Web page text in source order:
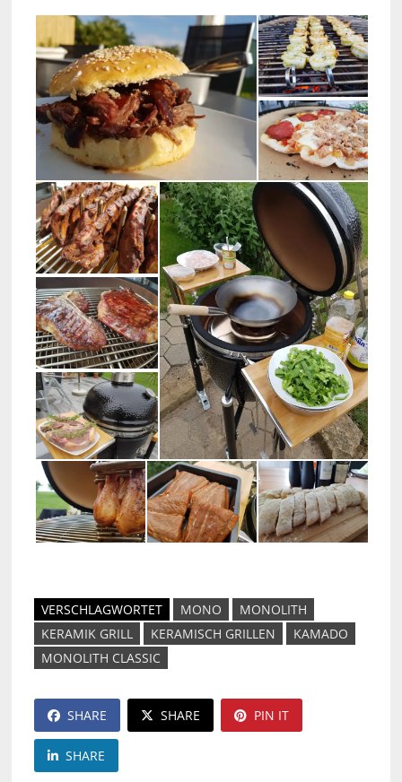
VERSCHLAGWORTET MONO
MONOLITH
KERAMIK GRILL
KERAMISCH GRILLEN
KAMADO
MONOLITH CLASSIC
SHARE SHARE PIN IT
SHARE